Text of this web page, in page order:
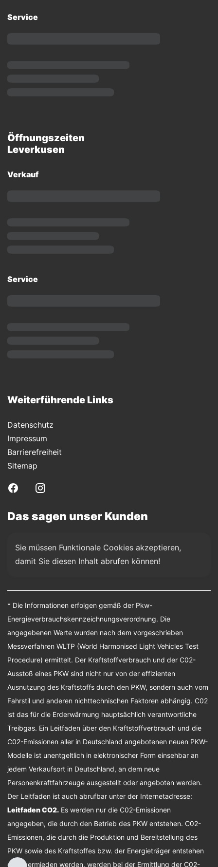
Service
Öffnungszeiten
Leverkusen
Verkauf
Service
Weiterführende Links
Datenschutz
Impressum
Barrierefreiheit
Sitemap
Das sagen unser Kunden
Sie müssen Funktionale Cookies akzeptieren,
damit Sie diesen Inhalt abrufen können!
* Die Informationen erfolgen gemäß der Pkw-
Energieverbrauchskennzeichnungsverordnung. Die
angegebenen Werte wurden nach dem vorgeschrieben
Messverfahren WLTP (World Harmonised Light Vehicles Test
Procedure) ermittelt. Der Kraftstoffverbrauch und der C02-
Ausstoß eines PKW sind nicht nur von der effizienten
Ausnutzung des Kraftstoffs durch den PKW, sondern auch vom
Fahrstil und anderen nichttechnischen Faktoren abhängig. C02
ist das für die Erderwärmung hauptsächlich verantwortliche
Treibgas. Ein Leitfaden über den Kraftstoffverbrauch und die
C02-Emissionen aller in Deutschland angebotenen neuen PKW-
Modelle ist unentgeltlich in elektronischer Form einsehbar an
jedem Verkaufsort in Deutschland, an dem neue
Personenkraftfahrzeuge ausgestellt oder angeboten werden.
Der Leitfaden ist auch abrufbar unter der Internetadresse:
Leitfaden CO2. Es werden nur die C02-Emissionen
angegeben, die durch den Betrieb des PKW entstehen. C02-
Emissionen, die durch die Produktion und Bereitstellung des
PKW sowie des Kraftstoffes bzw. der Energieträger entstehen
oder vermieden werden, werden bei der Ermittlung der C02-